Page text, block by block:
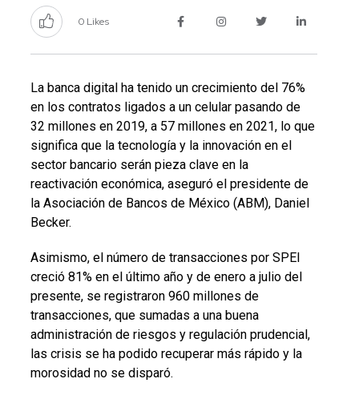
0 Likes
La banca digital ha tenido un crecimiento del 76%
en los contratos ligados a un celular pasando de
32 millones en 2019, a 57 millones en 2021, lo que
significa que la tecnología y la innovación en el
sector bancario serán pieza clave en la
reactivación económica, aseguró el presidente de
la Asociación de Bancos de México (ABM), Daniel
Becker.
Asimismo, el número de transacciones por SPEI
creció 81% en el último año y de enero a julio del
presente, se registraron 960 millones de
transacciones, que sumadas a una buena
administración de riesgos y regulación prudencial,
las crisis se ha podido recuperar más rápido y la
morosidad no se disparó.